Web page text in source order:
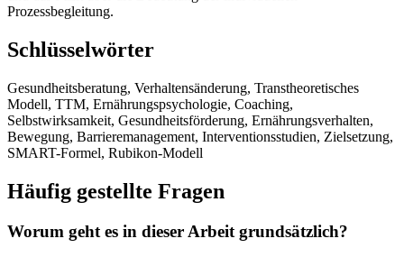
Prozessbegleitung.
Schlüsselwörter
Gesundheitsberatung, Verhaltensänderung, Transtheoretisches
Modell, TTM, Ernährungspsychologie, Coaching,
Selbstwirksamkeit, Gesundheitsförderung, Ernährungsverhalten,
Bewegung, Barrieremanagement, Interventionsstudien, Zielsetzung,
SMART-Formel, Rubikon-Modell
Häufig gestellte Fragen
Worum geht es in dieser Arbeit grundsätzlich?